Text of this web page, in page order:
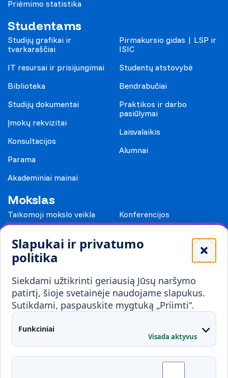
Slapukai ir privatumo
politika
Siekdami užtikrinti geriausią Jūsų naršymo
patirtį, šioje svetainėje naudojame slapukus.
Sutikdami, paspauskite mygtuką „Priimti“.
Funkciniai
Visada aktyvus
Priėmimo statistika
Studentams
Studijų grafikai ir
tvarkaraščiai
IT resursai ir prisijungimai
Biblioteka
Studijų dokumentai
Įmokų rekvizitai
Konsultacijos
Parama
Akademiniai mainai
Pirmakursio gidas | LSP ir
ISIC
Studentų atstovybė
Bendrabučiai
Praktikos ir darbo
pasiūlymai
Laisvalaikis
Alumnai
Mokslas
Taikomoji mokslo veikla
Konferencijos
Mokykloms
Visuomenei ir verslui
Mokymai ir konsultavimas
Partnerystės
Karjera
Kontaktai
Administracija
Fakultetai
Studentų atstovybė